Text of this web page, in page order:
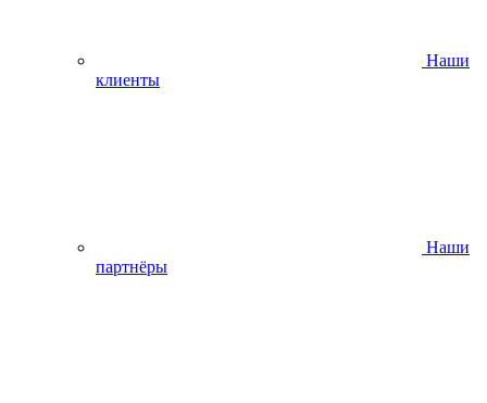
Наши
клиенты
Наши
партнёры